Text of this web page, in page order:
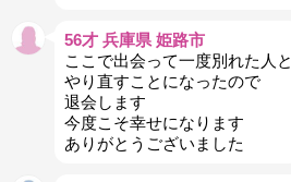
56才 兵庫県 姫路市
ここで出会って一度別れた人と
やり直すことになったので
退会します
今度こそ幸せになります
ありがとうございました